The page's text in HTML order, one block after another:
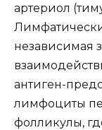
артериол
независимая
антиген-
лимфоциты
фолликулы,